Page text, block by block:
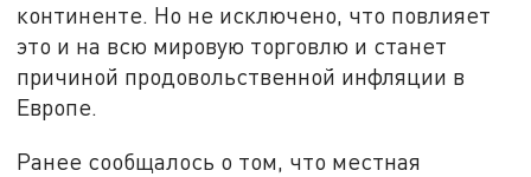
континенте. Но не исключено, что повлияет
это и на всю мировую торговлю и станет
причиной продовольственной инфляции в
Европе.
Ранее сообщалось о том, что местная